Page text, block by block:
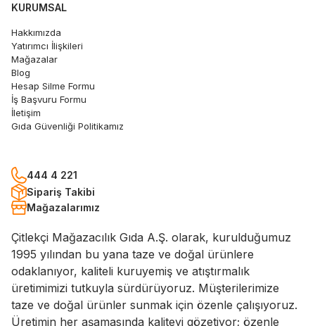
444 4 221
Sipariş Takibi
Mağazalarımız
Çitlekçi Mağazacılık Gıda A.Ş. olarak, kurulduğumuz
1995 yılından bu yana taze ve doğal ürünlere
odaklanıyor, kaliteli kuruyemiş ve atıştırmalık
üretimimizi tutkuyla sürdürüyoruz. Müşterilerimize
taze ve doğal ürünler sunmak için özenle çalışıyoruz.
Üretimin her aşamasında kaliteyi gözetiyor; özenle
KURUMSAL
Hakkımızda
Yatırımcı İlişkileri
Mağazalar
Blog
Hesap Silme Formu
İş Başvuru Formu
İletişim
Gıda Güvenliği Politikamız